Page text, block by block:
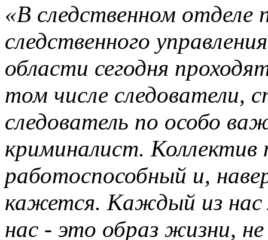
«В следственном отделе
следственного
области сегодня
том числе следователи,
следователь по особо
криминалист.
работоспособный и,
кажется. Каждый из нас
нас - это образ жизни,